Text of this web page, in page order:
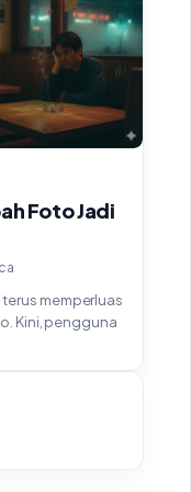
Foto Jadi
terus memperluas
Kini, pengguna